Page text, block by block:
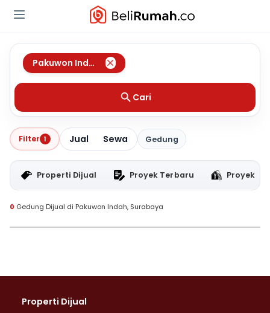
Pakuwon Indah Surabaya
Cari
Filter 1 Jual Sewa Gedung
Properti Dijual Proyek Terbaru Proyek
0 Gedung Dijual di Pakuwon Indah, Surabaya
Properti Dijual